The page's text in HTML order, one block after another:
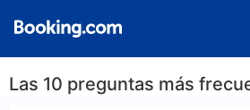
Las 10 preguntas más